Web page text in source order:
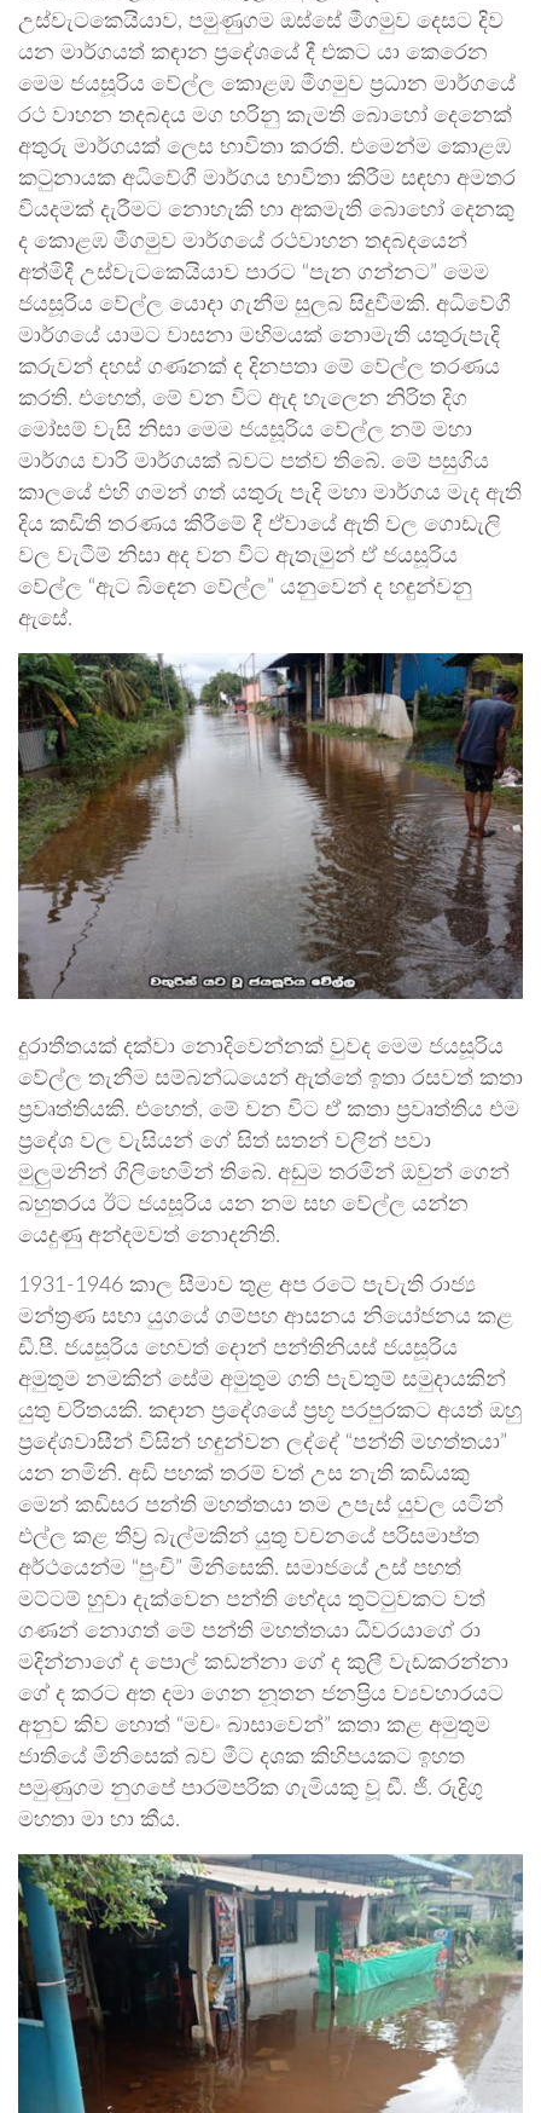
උස්වැටකෙයියාව, පමුණුගම ඔස්සේ මීගමුව දෙසට දිව
යන මාර්ගයත් කඳාන ප්‍රදේශයේ දී එකට යා කෙරෙන
මෙම ජයසූරිය වේල්ල කොළඹ මීගමුව ප්‍රධාන මාර්ගයේ
රථ වාහන තදබදය මග හරිනු කැමති බොහෝ දෙනෙක්
අතුරු මාර්ගයක් ලෙස භාවිතා කරති. එමෙන්ම කොළඹ
කටුනායක අධිවේගී මාර්ගය භාවිතා කිරීම සඳහා අමතර
වියදමක් දැරීමට නොහැකි හා අකමැති බොහෝ දෙනකු
ද කොළඹ මීගමුව මාර්ගයේ රථවාහන තදබදයෙන්
අත්මිදී උස්වැටකෙයියාව පාරට “පැන ගන්නට” මෙම
ජයසූරිය වේල්ල යොදා ගැනීම සුලබ සිදුවීමකි. අධිවේගී
මාර්ගයේ යාමට වාසනා මහිමයක් නොමැති යතුරුපැදි
කරුවන් දහස් ගණනක් ද දිනපතා මේ වේල්ල තරණය
කරති. එහෙත්, මේ වන විට ඇද හැලෙන නිරිත දිග
මෝසම් වැසි නිසා මෙම ජයසූරිය වේල්ල නම් මහා
මාර්ගය වාරි මාර්ගයක් බවට පත්ව තිබේ. මේ පසුගිය
කාලයේ එහි ගමන් ගත් යතුරු පැදි මහා මාර්ගය මැද ඇති
දිය කඩිති තරණය කිරීමේ දී ඒවායේ ඇති වල ගොඩැලි
වල වැටීම් නිසා අද වන විට ඇතැමුන් ඒ ජයසූරිය
වේල්ල “ඇට බිඳෙන වේල්ල” යනුවෙන් ද හඳුන්වනු
ඇසේ.
දුරාතීතයක් දක්වා නොදිවෙන්නක් වුවද මෙම ජයසූරිය
වේල්ල තැනීම සම්බන්ධයෙන් ඇත්තේ ඉතා රසවත් කතා
ප්‍රවෘත්තියකි. එහෙත්, මේ වන විට ඒ කතා ප්‍රවෘත්තිය එම
ප්‍රදේශ වල වැසියන් ගේ සිත් සතන් වලින් පවා
මුලුමනින් ගිලිහෙමින් තිබේ. අඩුම තරමින් ඔවුන් ගෙන්
බහුතරය ඊට ජයසූරිය යන නම සහ වේල්ල යන්න
යෙදුණු අන්දමවත් නොදනිති.
1931-1946 කාල සීමාව තුළ අප රටේ පැවැති රාජ්‍ය
මන්ත්‍රණ සභා යුගයේ ගම්පහ ආසනය නියෝජනය කළ
ඩී.පී. ජයසූරිය හෙවත් දොන් පන්තිනියස් ජයසූරිය
අමුතුම නමකින් සේම අමුතුම ගති පැවතුම් සමුදායකින්
යුතු චරිතයකි. කඳාන ප්‍රදේශයේ ප්‍රභූ පරපුරකට අයත් ඔහු
ප්‍රදේශවාසීන් විසින් හඳුන්වන ලද්දේ “පන්ති මහත්තයා”
යන නමිනි. අඩි පහක් තරම් වත් උස නැති කඩියකු
මෙන් කඩිසර පන්ති මහත්තයා තම උපැස් යුවල යටින්
එල්ල කළ තීව්‍ර බැල්මකින් යුතු වචනයේ පරිසමාප්ත
අර්ථයෙන්ම “පුංචි” මිනිසෙකි. සමාජයේ උස් පහත්
මට්ටම් හුවා දැක්වෙන පන්ති භේදය තුට්ටුවකට වත්
ගණන් නොගත් මේ පන්ති මහත්තයා ධීවරයාගේ රා
මදින්නාගේ ද පොල් කඩන්නා ගේ ද කුලී වැඩකරන්නා
ගේ ද කරට අත දමා ගෙන නූතන ජනප්‍රිය ව්‍යවහාරයට
අනුව කිව හොත් “මචං බාසාවෙන්” කතා කළ අමුතුම
ජාතියේ මිනිසෙක් බව මීට දශක කිහිපයකට ඉහත
පමුණුගම නුගපේ පාරම්පරික ගැමියකු වූ ඩී. ජී. රුද්‍රිගු
මහතා මා හා කීය.